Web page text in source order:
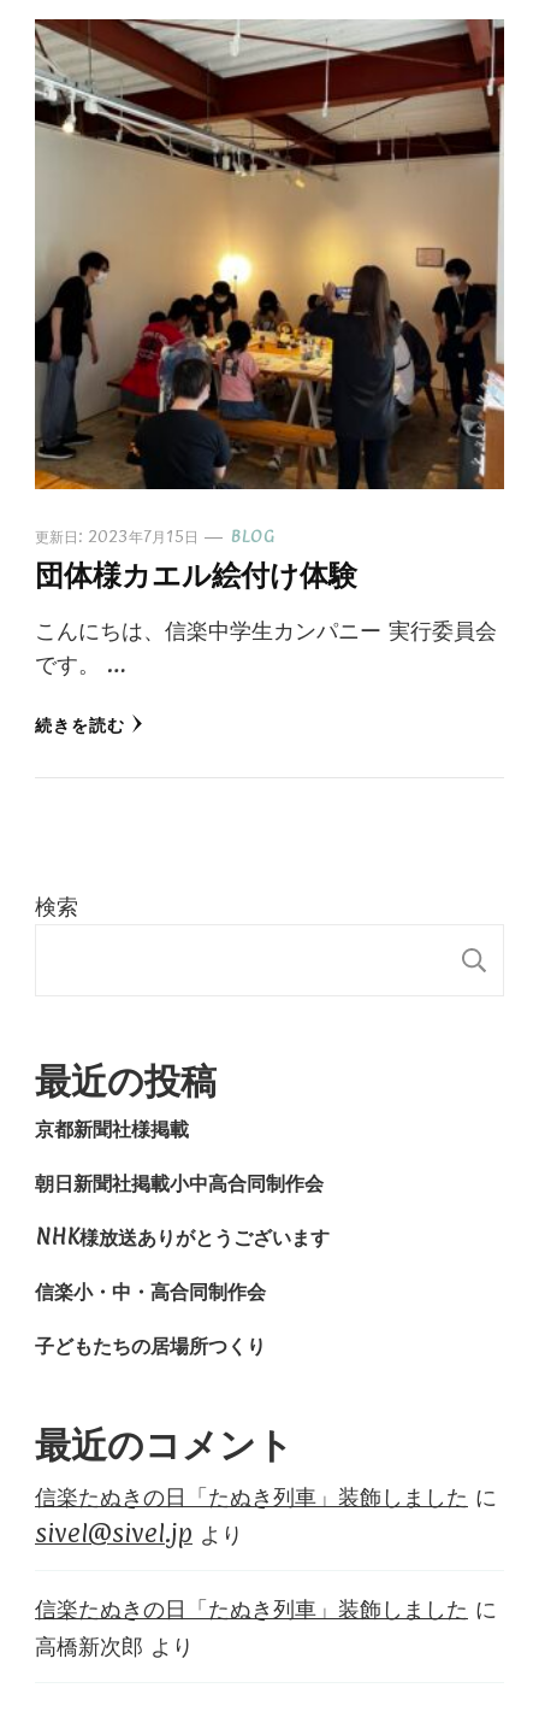
更新日: 2023年7月15日 BLOG
団体様カエル絵付け体験
こんにちは、信楽中学生カンパニー 実行委員会
です。 …
続きを読む
検索
最近の投稿
京都新聞社様掲載
朝日新聞社掲載小中高合同制作会
NHK様放送ありがとうございます
信楽小・中・高合同制作会
子どもたちの居場所つくり
最近のコメント
信楽たぬきの日「たぬき列車」装飾しました に
sivel@sivel.jp より
信楽たぬきの日「たぬき列車」装飾しました に
高橋新次郎 より